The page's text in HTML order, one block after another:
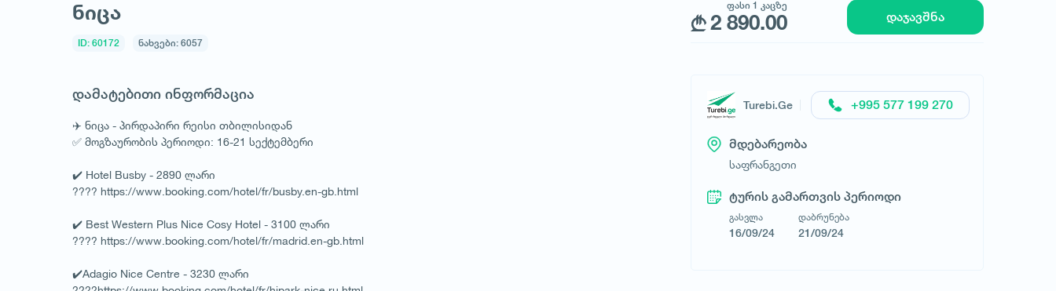
Turebi.Ge
ნიცა
ID: 60172 ნახვები: 6057
დამატებითი ინფორმაცია
✈️ ნიცა - პირდაპირი რეისი თბილისიდან
✅ მოგზაურობის პერიოდი: 16-21 სექტემბერი
✔️ Hotel Busby - 2890 ლარი
???? https://www.booking.com/hotel/fr/busby.en-gb.html
✔️ Best Western Plus Nice Cosy Hotel - 3100 ლარი
???? https://www.booking.com/hotel/fr/madrid.en-gb.html
✔️Adagio Nice Centre - 3230 ლარი
ფასი 1 კაცზე
2 890.00 დაჯავშნა
Turebi.Ge +995 577 199 270
მდებარეობა
საფრანგეთი
ტურის გამართვის პერიოდი
გასვლა
16/09/24
დაბრუნება
21/09/24